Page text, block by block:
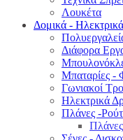
Λουκέτα
Δομικά -
Διάφορα
Μπαταρίες -
Γωνιακοί
Ηλεκτρικά
Πλάνες -